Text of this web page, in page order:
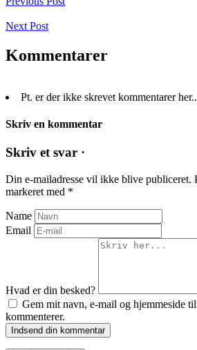
Next Post
Kommentarer
Pt. er der ikke skrevet kommentarer
Skriv en kommentar
Skriv et svar ·
Din e-mailadresse vil ikke blive publiceret.
markeret med *
Name
Email
Hvad er din besked?
Gem mit navn, e-mail og hjemmeside
kommenterer.
Indsend din kommentar